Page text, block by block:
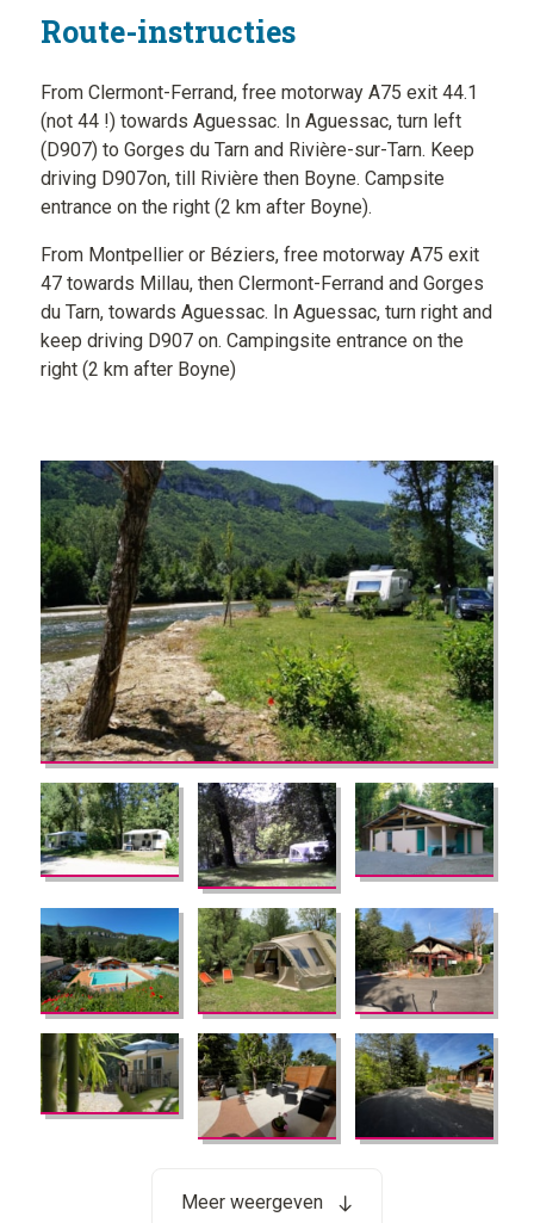
Route-instructies
From Clermont-Ferrand, free motorway A75 exit 44.1
(not 44 !) towards Aguessac. In Aguessac, turn left
(D907) to Gorges du Tarn and Rivière-sur-Tarn. Keep
driving D907on, till Rivière then Boyne. Campsite
entrance on the right (2 km after Boyne).
From Montpellier or Béziers, free motorway A75 exit
47 towards Millau, then Clermont-Ferrand and Gorges
du Tarn, towards Aguessac. In Aguessac, turn right and
keep driving D907 on. Campingsite entrance on the
right (2 km after Boyne)
Meer weergeven